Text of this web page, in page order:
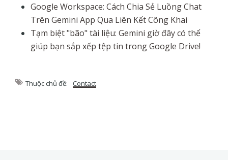
Google Workspace: Cách Chia Sẻ Luồng Chat
Trên Gemini App Qua Liên Kết Công Khai
Tạm biệt "bão" tài liệu: Gemini giờ đây có thể
giúp bạn sắp xếp tệp tin trong Google Drive!
Thuộc chủ đề: Contact